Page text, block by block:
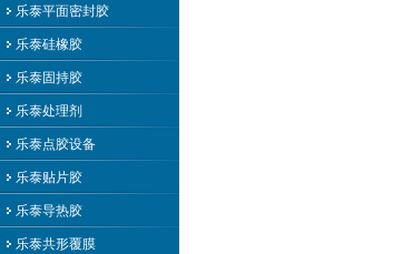
乐泰平面密封胶
乐泰硅橡胶
乐泰固持胶
乐泰处理剂
乐泰点胶设备
乐泰贴片胶
乐泰导热胶
乐泰共形覆膜